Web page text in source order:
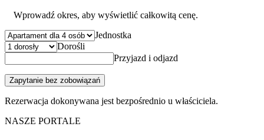
Wprowadź okres, aby wyświetlić całkowitą cenę.
Jednostka
Dorośli
Przyjazd i odjazd
Zapytanie bez zobowiązań
Rezerwacja dokonywana jest bezpośrednio u właściciela.
NASZE PORTALE